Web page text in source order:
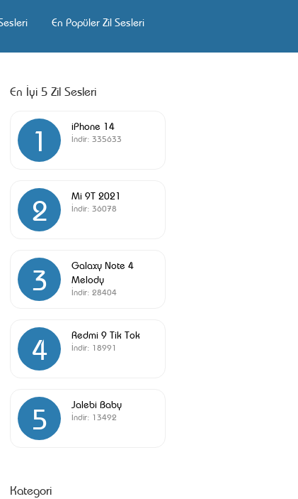
En Popüler Zil Sesleri
En İyi 5 Zil Sesleri
1 iPhone 14
İndir: 335633
2 Mi 9T 2021
İndir: 36078
3
Galaxy Note 4
Melody
İndir: 28404
4 Redmi 9 Tik Tok
İndir: 18991
5 Jalebi Baby
İndir: 13492
Kategori